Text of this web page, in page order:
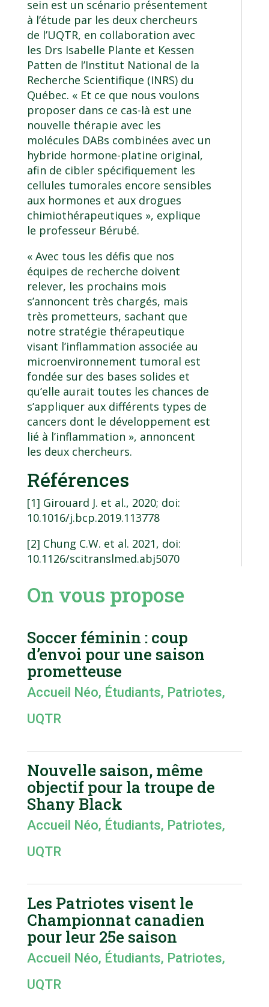
sein est un scénario présentement
à l’étude par les deux chercheurs
de l’UQTR, en collaboration avec
les Drs Isabelle Plante et Kessen
Patten de l’Institut National de la
Recherche Scientifique (INRS) du
Québec. « Et ce que nous voulons
proposer dans ce cas-là est une
nouvelle thérapie avec les
molécules DABs combinées avec un
hybride hormone-platine original,
afin de cibler spécifiquement les
cellules tumorales encore sensibles
aux hormones et aux drogues
chimiothérapeutiques », explique
le professeur Bérubé.
« Avec tous les défis que nos
équipes de recherche doivent
relever, les prochains mois
s’annoncent très chargés, mais
très prometteurs, sachant que
notre stratégie thérapeutique
visant l’inflammation associée au
microenvironnement tumoral est
fondée sur des bases solides et
qu’elle aurait toutes les chances de
s’appliquer aux différents types de
cancers dont le développement est
lié à l’inflammation », annoncent
les deux chercheurs.
Références
[1] Girouard J. et al., 2020; doi:
10.1016/j.bcp.2019.113778
[2] Chung C.W. et al. 2021, doi:
10.1126/scitranslmed.abj5070
On vous propose
Soccer féminin : coup
d’envoi pour une saison
prometteuse
Accueil Néo, Étudiants, Patriotes,
UQTR
Nouvelle saison, même
objectif pour la troupe de
Shany Black
Accueil Néo, Étudiants, Patriotes,
UQTR
Les Patriotes visent le
Championnat canadien
pour leur 25e saison
Accueil Néo, Étudiants, Patriotes,
UQTR